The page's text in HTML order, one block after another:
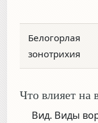
Белогорлая
зонотрихия
Что влияет на
Вид. Виды